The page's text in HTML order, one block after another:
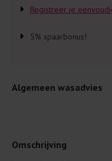
Registreer je
5% spaarbonus!
Algemeen wasadvies
Omschrijving